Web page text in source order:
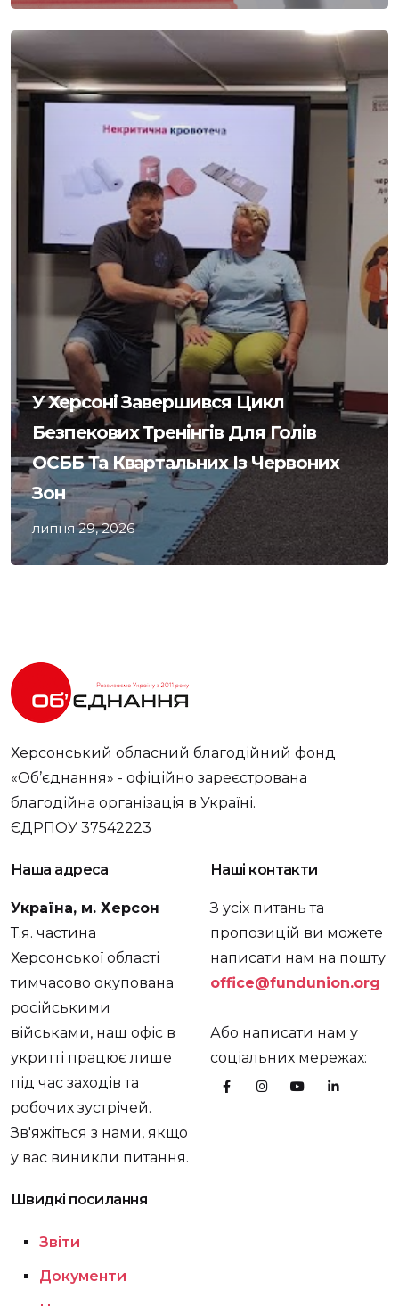
У Херсоні Завершився Цикл
Безпекових Тренінгів Для Голів
ОСББ Та Квартальних Із Червоних
Зон
липня 29, 2026
Херсонський обласний благодійний фонд
«Об’єднання» - офіційно зареєстрована
благодійна організація в Україні.
ЄДРПОУ 37542223
Наша адреса
Україна, м. Херсон
Т.я. частина
Херсонської області
тимчасово окупована
російськими
військами, наш офіс в
укритті працює лише
під час заходів та
робочих зустрічей.
Зв'яжіться з нами, якщо
у вас виникли питання.
Наші контакти
З усіх питань та
пропозицій ви можете
написати нам на пошту
office@fundunion.org
Або написати нам у
соціальних мережах:
Швидкі посилання
Звіти
Документи